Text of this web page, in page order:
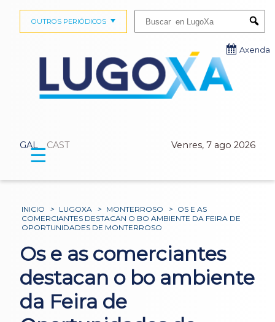
GAL CAST Venres, 7 ago 2026
OUTROS PERIÓDICOS
Axenda
☰
INICIO > LUGOXA > MONTERROSO > OS E AS
COMERCIANTES DESTACAN O BO AMBIENTE DA FEIRA DE
OPORTUNIDADES DE MONTERROSO
Os e as comerciantes
destacan o bo ambiente
da Feira de